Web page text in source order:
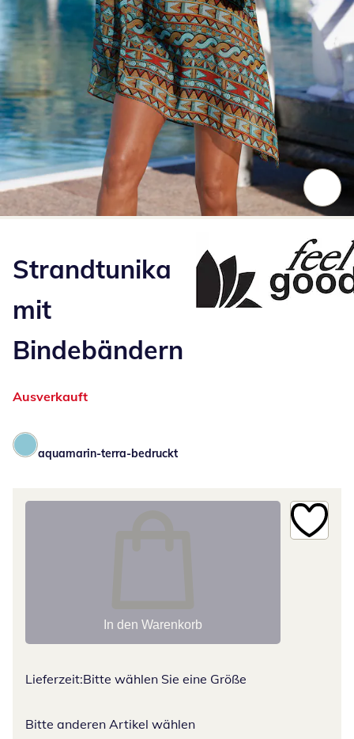
Strandtunika
mit
Bindebändern
Ausverkauft
aquamarin-terra-bedruckt
In den Warenkorb
Lieferzeit:Bitte wählen Sie eine Größe
Bitte anderen Artikel wählen